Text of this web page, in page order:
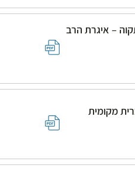
– איגרת הרב
מקומית